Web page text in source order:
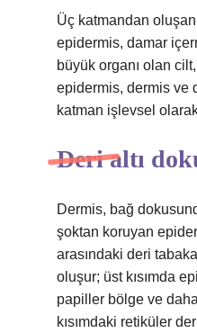
Üç katmandan
epidermis, damar
büyük organı olan
epidermis, dermis ve
katman işlevsel
Deri altı
Dermis, bağ
şoktan koruyan
arasındaki deri
oluşur; üst kısımda
papiller bölge ve
kısımdaki retiküler